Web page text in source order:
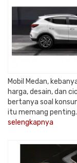
Mobil Medan,
harga, desain, dan
bertanya soal
itu memang
selengkapnya